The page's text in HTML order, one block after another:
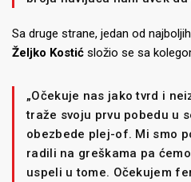
Sa druge strane, jedan od
Željko Kostić složio se sa
„Očekuje nas jako tvrd i
traže svoju prvu pobedu u
obezbede plej-of. Mi smo
radili na greškama pa
uspeli u tome. Očekujem